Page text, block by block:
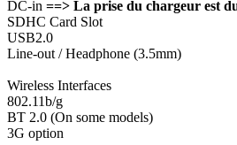
DC-in ==> La prise du chargeur est
SDHC Card Slot
USB2.0
Line-out / Headphone (3.5mm)
Wireless Interfaces
802.11b/g
BT 2.0 (On some models)
3G option